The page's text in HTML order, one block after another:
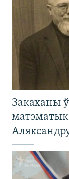
Закаханы
матэматык